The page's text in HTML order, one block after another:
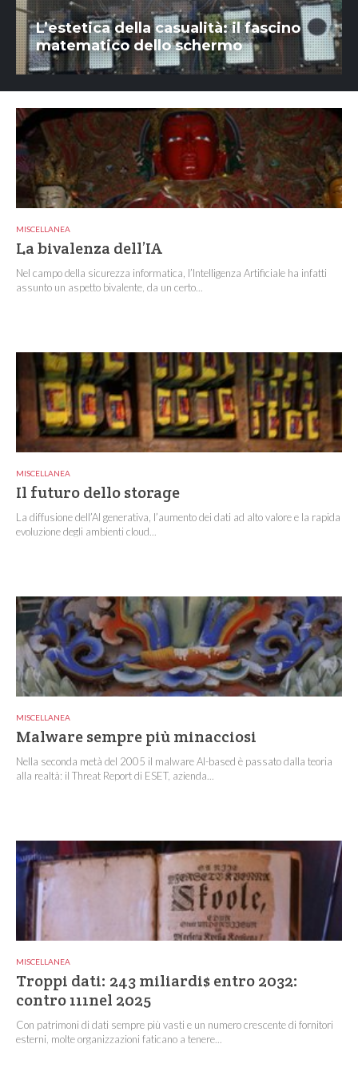
L’estetica della casualità: il fascino
matematico dello schermo
MISCELLANEA
La bivalenza dell’IA
Nel campo della sicurezza informatica, l’Intelligenza Artificiale ha infatti
assunto un aspetto bivalente, da un certo...
MISCELLANEA
Il futuro dello storage
La diffusione dell’AI generativa, l’aumento dei dati ad alto valore e la rapida
evoluzione degli ambienti cloud...
MISCELLANEA
Malware sempre più minacciosi
Nella seconda metà del 2005 il malware AI-based è passato dalla teoria
alla realtà: il Threat Report di ESET, azienda...
MISCELLANEA
Troppi dati: 243 miliardi$ entro 2032:
contro 111nel 2025
Con patrimoni di dati sempre più vasti e un numero crescente di fornitori
esterni, molte organizzazioni faticano a tenere...